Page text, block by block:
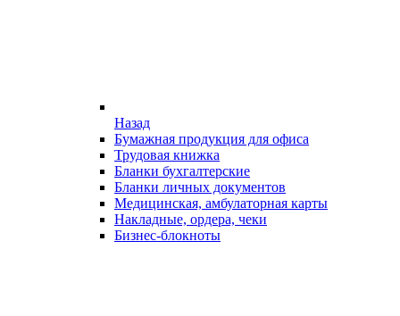
Назад
Бумажная продукция для офиса
Трудовая книжка
Бланки бухгалтерские
Бланки личных документов
Медицинская, амбулаторная карты
Накладные, ордера, чеки
Бизнес-блокноты